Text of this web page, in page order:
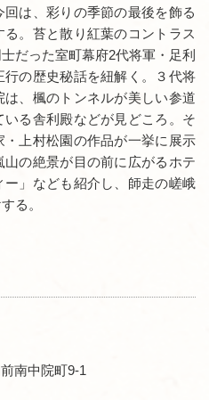
は、彩りの季節の最後を飾る
。苔と散り紅葉のコントラス
だった室町幕府2代将軍・足利
の歴史秘話を紐解く。３代将
、楓のトンネルが美しい参道
る舎利殿などが見どころ。そ
上村松園の作品が一挙に展示
の絶景が目の前に広がるホテ
」なども紹介し、師走の嵯峨
る。
南中院町9-1